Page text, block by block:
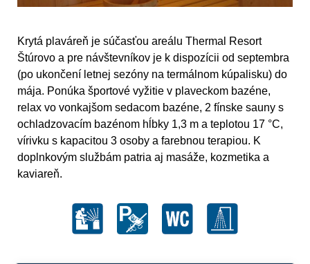
Krytá plaváreň je súčasťou areálu Thermal Resort
Štúrovo a pre návštevníkov je k dispozícii od septembra
(po ukončení letnej sezóny na termálnom kúpalisku) do
mája. Ponúka športové vyžitie v plaveckom bazéne,
relax vo vonkajšom sedacom bazéne, 2 fínske sauny s
ochladzovacím bazénom hĺbky 1,3 m a teplotou 17 °C,
vírivku s kapacitou 3 osoby a farebnou terapiou. K
doplnkovým službám patria aj masáže, kozmetika a
kaviareň.